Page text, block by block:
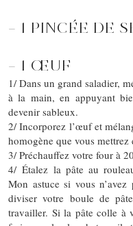
– 1 PINCÉE DE
– 1 ŒUF
1/ Dans un grand saladier,
à la main, en appuyant
devenir sableux.
2/ Incorporez l’œuf et
homogène que vous
3/ Préchauffez votre four à
4/ Étalez la pâte au
Mon astuce si vous
diviser votre boule de
travailler. Si la pâte colle à